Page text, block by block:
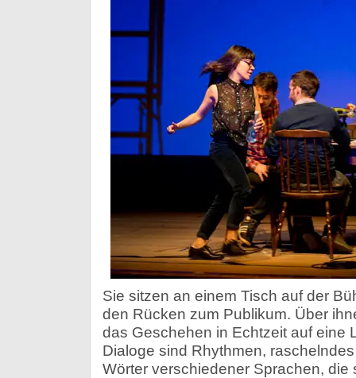
Sie sitzen an einem Tisch auf der
den Rücken zum Publikum. Über
das Geschehen in Echtzeit auf eine
Dialoge sind Rhythmen,
Wörter verschiedener Sprachen, die